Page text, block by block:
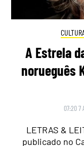
A Estrela
norueguês
07:20 7
LETRAS &
publicado no